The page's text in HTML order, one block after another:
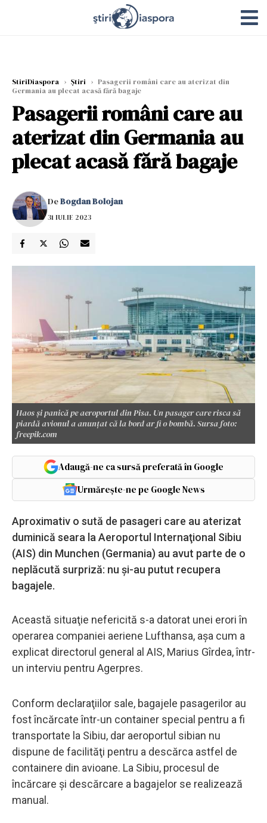
StiriDiaspora › Știri › Pasagerii români care au aterizat din
Germania au plecat acasă fără bagaje
Pasagerii români care au
aterizat din Germania au
plecat acasă fără bagaje
DeBogdan Bolojan
31 IULIE 2023
Haos și panică pe aeroportul din Pisa. Un pasager care risca să
piardă avionul a anunțat că la bord ar fi o bombă. Sursa foto:
freepik.com
Adaugă-ne ca sursă preferată în Google
Urmărește-ne pe Google News
Aproximativ o sută de pasageri care au aterizat
duminică seara la Aeroportul Internaţional Sibiu
(AIS) din Munchen (Germania) au avut parte de o
neplăcută surpriză: nu şi-au putut recupera
bagajele.
Această situaţie nefericită s-a datorat unei erori în
operarea companiei aeriene Lufthansa, aşa cum a
explicat directorul general al AIS, Marius Gîrdea, într-
un interviu pentru Agerpres.
Conform declaraţiilor sale, bagajele pasagerilor au
fost încărcate într-un container special pentru a fi
transportate la Sibiu, dar aeroportul sibian nu
dispune de facilităţi pentru a descărca astfel de
containere din avioane. La Sibiu, procesul de
încărcare şi descărcare a bagajelor se realizează
manual.